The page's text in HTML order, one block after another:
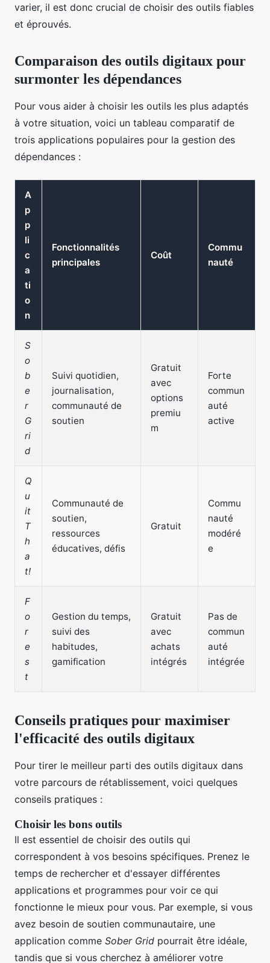
varier, il est donc crucial de choisir des outils fiables
et éprouvés.
Comparaison des outils digitaux pour
surmonter les dépendances
Pour vous aider à choisir les outils les plus adaptés
à votre situation, voici un tableau comparatif de
trois applications populaires pour la gestion des
dépendances :
A
p
p
li
c
a
ti
o
n
Fonctionnalités
principales
Coût
Commu
nauté
S
o
b
e
r
G
ri
d
Suivi quotidien,
journalisation,
communauté de
soutien
Gratuit
avec
options
premiu
m
Forte
commun
auté
active
Q
u
it
T
h
a
t!
Communauté de
soutien,
ressources
éducatives, défis
Gratuit
Commu
nauté
modéré
e
F
o
r
e
s
t
Gestion du temps,
suivi des
habitudes,
gamification
Gratuit
avec
achats
intégrés
Pas de
commun
auté
intégrée
Conseils pratiques pour maximiser
l'efficacité des outils digitaux
Pour tirer le meilleur parti des outils digitaux dans
votre parcours de rétablissement, voici quelques
conseils pratiques :
Choisir les bons outils
Il est essentiel de choisir des outils qui
correspondent à vos besoins spécifiques. Prenez le
temps de rechercher et d'essayer différentes
applications et programmes pour voir ce qui
fonctionne le mieux pour vous. Par exemple, si vous
avez besoin de soutien communautaire, une
application comme Sober Grid pourrait être idéale,
tandis que si vous cherchez à améliorer votre